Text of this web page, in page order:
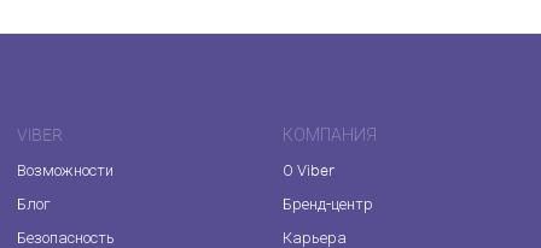
VIBER
Возможности
Блог
Безопасность
КОМПАНИЯ
О Viber
Бренд-центр
Карьера